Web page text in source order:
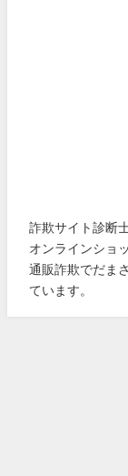
詐欺サイト診断
オンラインショ
通販詐欺でだま
ています。